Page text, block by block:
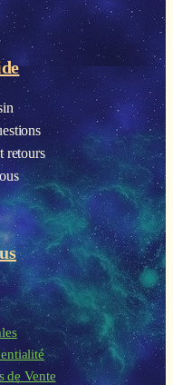
retours
de Vente